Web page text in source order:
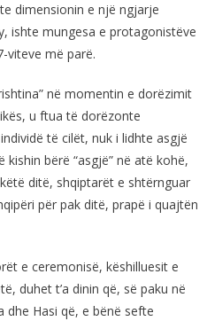
dimensionin e një ngjarje
ishte mungesa e protagonistëve
viteve më parë.
në momentin e dorëzimit
u ftua të dorëzonte
të cilët, nuk i lidhte asgjë
bërë “asgjë” në atë kohë,
ditë, shqiptarët e shtërnguar
për pak ditë, prapë i quajtën
e ceremonisë, këshilluesit e
duhet t’a dinin që, së paku në
Hasi që, e bënë sefte